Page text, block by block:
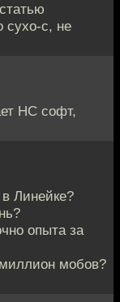
сухо-с, не
НС софт,
Линейке?
опыта за
мобов?